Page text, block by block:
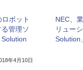
ボット
管理ソ
年4月10日
NEC、
リュー
Solution